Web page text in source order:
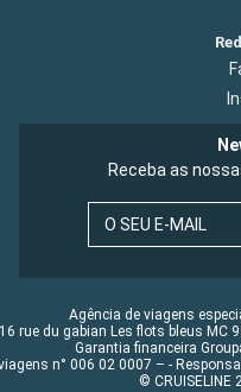
Receba as
O SEU E-MAIL
Agência de viagens
16 rue du gabian Les flots bleus MC
Garantia financeira
n° 006 02 0007 – -
© CRUISELINE